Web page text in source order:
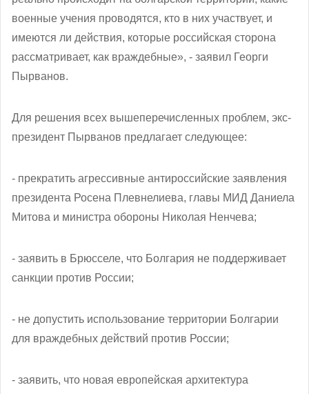
военные учения проводятся, кто в них участвует, и
имеются ли действия, которые российская сторона
рассматривает, как враждебные», - заявил Георги
Пырванов.
Для решения всех вышеперечисленных проблем, экс-
президент Пырванов предлагает следующее:
- прекратить агрессивные антироссийские заявления
президента Росена Плевнелиева, главы МИД Даниела
Митова и министра обороны Николая Ненчева;
- заявить в Брюсселе, что Болгария не поддерживает
санкции против России;
- не допустить использование территории Болгарии
для враждебных действий против России;
- заявить, что новая европейская архитектура